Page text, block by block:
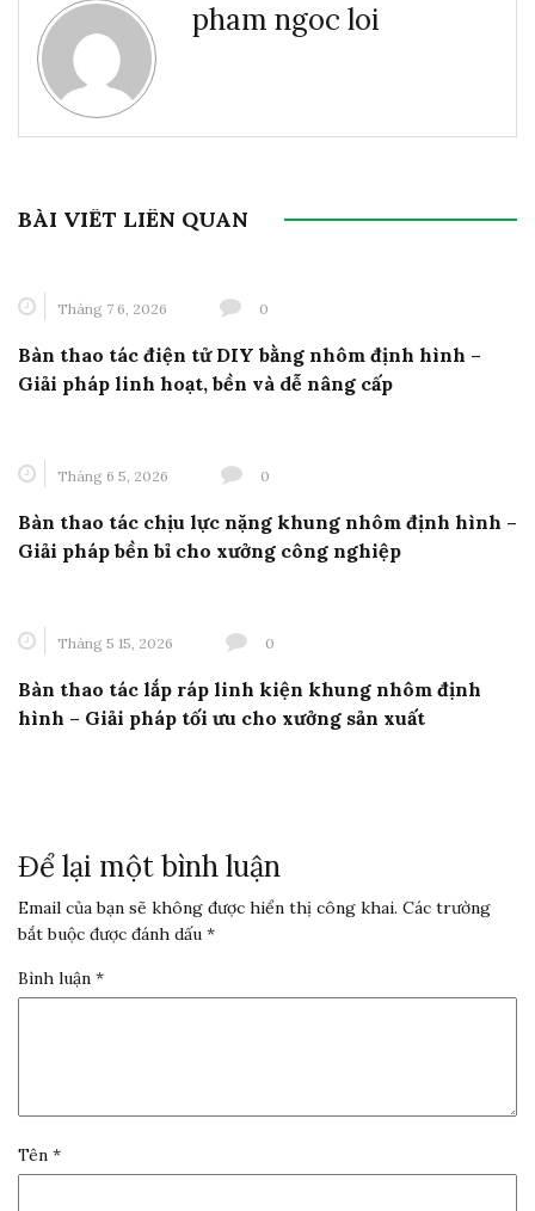
pham ngoc loi
BÀI VIẾT LIÊN QUAN
Tháng 7 6, 2026 0
Bàn thao tác điện tử DIY bằng nhôm định hình –
Giải pháp linh hoạt, bền và dễ nâng cấp
Tháng 6 5, 2026 0
Bàn thao tác chịu lực nặng khung nhôm định hình –
Giải pháp bền bỉ cho xưởng công nghiệp
Tháng 5 15, 2026 0
Bàn thao tác lắp ráp linh kiện khung nhôm định
hình – Giải pháp tối ưu cho xưởng sản xuất
Để lại một bình luận
Email của bạn sẽ không được hiển thị công khai. Các trường
bắt buộc được đánh dấu *
Bình luận *
Tên *